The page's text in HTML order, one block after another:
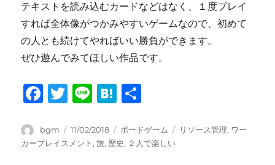
テキストを読み込むカードなどはなく、１度プレイ
すれば全体像がつかみやすいゲームなので、初めて
の人とも続けてやればいい勝負ができます。
ぜひ遊んでみてほしい作品です。
F
c
e
T
it
te
Li
e
H
e
n
投
稿
bgm
投
稿
11/02/2018
カ
テ
ボードゲーム
タ
リソース管理, ワー
カープレイスメント ,旅, 歴史, ２人で楽しい